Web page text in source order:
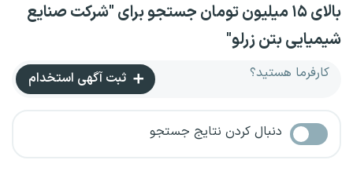
بالای ۱۵ میلیون تومان جستجو برای "شرکت صنایع
شیمیایی بتن زرلو"
کارفرما هستید؟ ثبت آگهی استخدام
دنبال کردن نتایج جستجو